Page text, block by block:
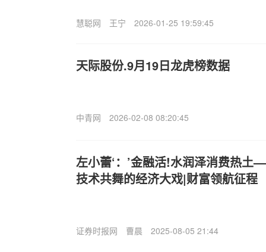
慧聪网 王宁 2026-01-25 19:59:45
天际股份.9月19日龙虎榜数据
中青网 2026-02-08 08:20:45
左小蕾‘：’金融活!水润泽消费热
技术共舞的经济大戏|财富领航征程
证券时报网 曹晨 2025-08-05 21:44